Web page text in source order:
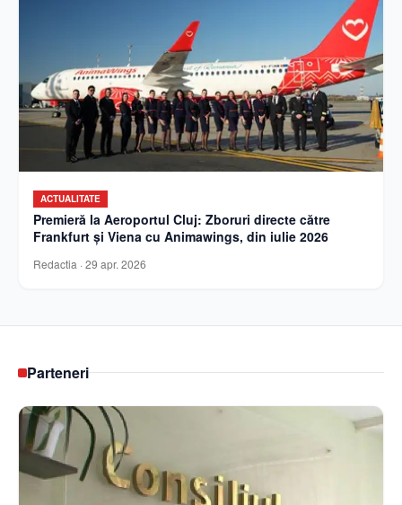
ACTUALITATE
Premieră la Aeroportul Cluj: Zboruri directe către
Frankfurt și Viena cu Animawings, din iulie 2026
Redactia · 29 apr. 2026
Parteneri